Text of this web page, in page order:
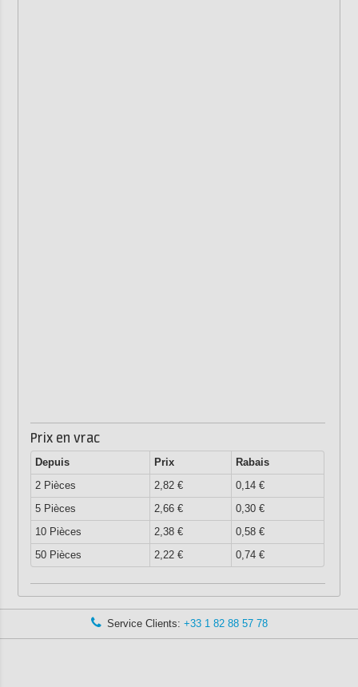
Prix en vrac
Depuis Prix
Rabais
2 Pièces
2,82 €
0,14 €
5 Pièces
2,66 €
0,30 €
10 Pièces
2,38 €
0,58 €
50 Pièces
2,22 € 0,74 €
Service Clients: +33 1 82 88 57 78